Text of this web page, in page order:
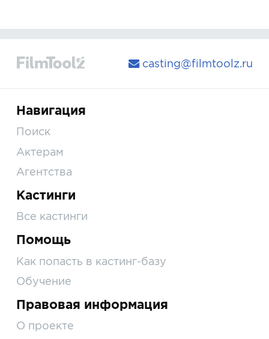
casting@filmtoolz.ru
Навигация
Поиск
Актерам
Агентства
Кастинги
Все кастинги
Помощь
Как попасть в кастинг-базу
Обучение
Правовая информация
О проекте